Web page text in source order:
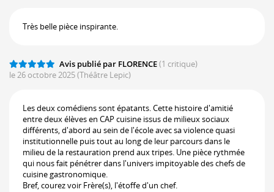
Très belle pièce inspirante.
Avis publié par FLORENCE(1 critique)
le 26 octobre 2025(Théâtre Lepic)
Les deux comédiens sont épatants. Cette histoire d'amitié
entre deux élèves en CAP cuisine issus de milieux sociaux
différents, d'abord au sein de l'école avec sa violence quasi
institutionnelle puis tout au long de leur parcours dans le
milieu de la restauration prend aux tripes. Une pièce rythmée
qui nous fait pénétrer dans l'univers impitoyable des chefs de
cuisine gastronomique.
Bref, courez voir Frère(s), l'étoffe d'un chef.